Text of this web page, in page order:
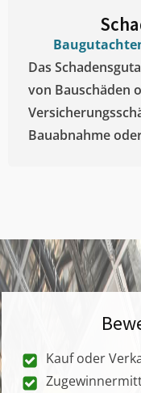
Das
von Bauschäden
Bauabnahme
Kauf oder